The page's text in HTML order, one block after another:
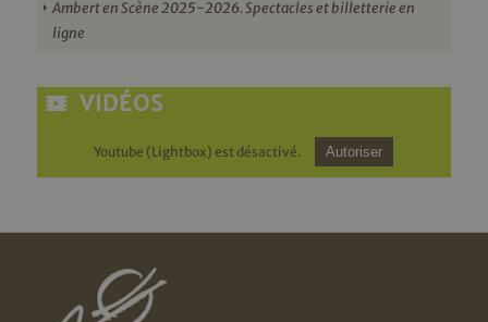
Ambert en Scène 2025-2026. Spectacles et billetterie en
ligne
VIDÉOS
Youtube (Lightbox) est désactivé. Autoriser